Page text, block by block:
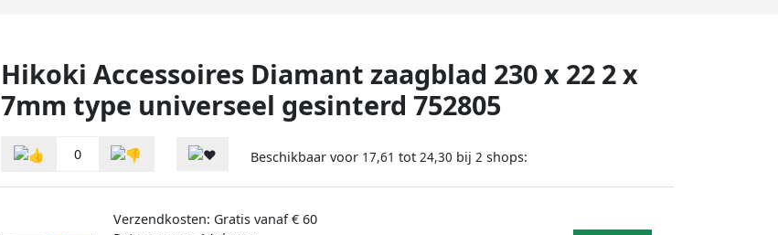
Hikoki Accessoires Diamant zaagblad 230 x 22 2 x
7mm type universeel gesinterd 752805
0 Beschikbaar voor 17,61 tot 24,30 bij 2 shops:
Verzendkosten: Gratis vanaf € 60